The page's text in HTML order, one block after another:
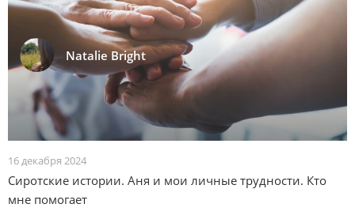
Natalie Bright
16 декабря 2024
Сиротские истории. Аня и мои личные трудности. Кто
мне помогает